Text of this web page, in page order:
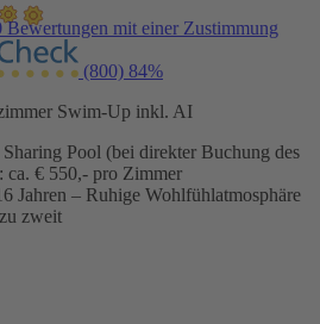
Bewertungen mit einer Zustimmung
(800) 84%
Swim-Up inkl. AI
Pool (bei direkter Buchung des
€ 550,- pro Zimmer
Jahren – Ruhige Wohlfühlatmosphäre
zweit